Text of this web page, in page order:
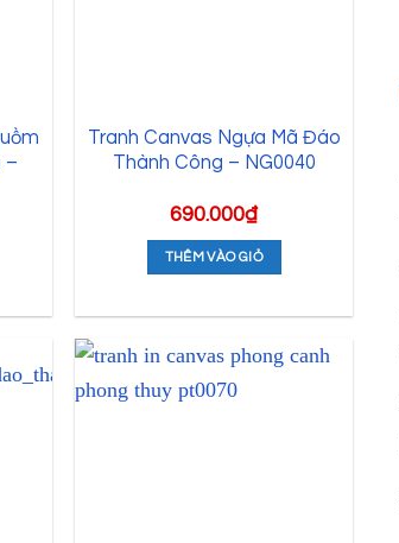
–
Tranh Canvas Ngựa Mã Đáo
Thành Công – NG0040
690.000₫
THÊM VÀO GIỎ